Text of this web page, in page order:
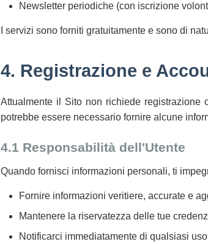
Newsletter periodiche (con iscrizione
I servizi sono forniti gratuitamente e sono di
4. Registrazione e
Attualmente il Sito non richiede registrazione
potrebbe essere necessario fornire alcune
4.1 Responsabilità dell'Utente
Quando fornisci informazioni personali, ti
Fornire informazioni veritiere, accurate e
Mantenere la riservatezza delle tue
Notificarci immediatamente di qualsiasi